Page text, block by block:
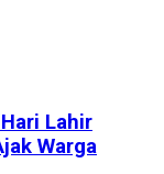
Lahir
Warga